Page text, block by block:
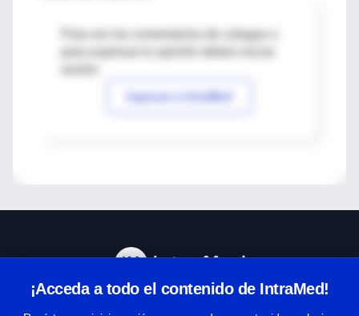
Para ver los comentarios de colegas o
Ingresar a IntraMed
¡Acceda a todo el contenido de IntraMed!